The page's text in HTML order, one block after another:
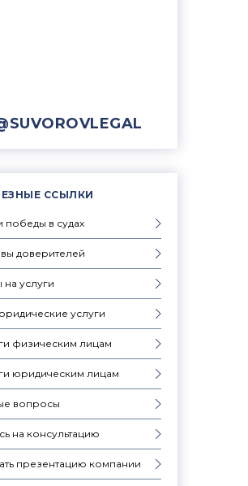
ССЫЛКИ
победы в судах
доверителей
на услуги
услуги
физическим лицам
юридическим лицам
вопросы
на консультацию
презентацию компании